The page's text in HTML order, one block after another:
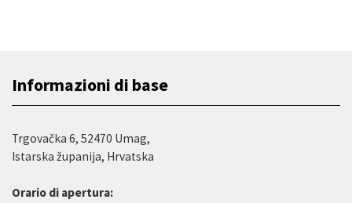
Informazioni di base
Trgovačka 6, 52470 Umag,
Istarska županija, Hrvatska
Orario di apertura: